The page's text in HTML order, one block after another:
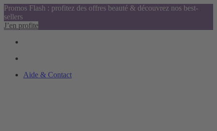
Promos Flash : profitez des offres beauté & découvrez nos best-
sellers
J’en profite
Aide & Contact